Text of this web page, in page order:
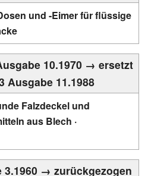
und -Eimer für flüssige
10.1970 → ersetzt
Ausgabe 11.1988
Falzdeckel und
aus Blech ·
3.1960 → zurückgezogen